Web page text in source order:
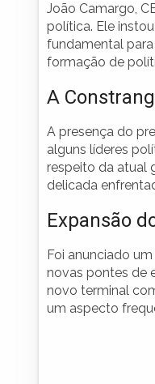
João Camargo,
política. Ele
fundamental
formação de
A
A presença do
alguns líderes
respeito da atual
delicada
Expansão
Foi anunciado
novas pontes de
novo terminal
um aspecto